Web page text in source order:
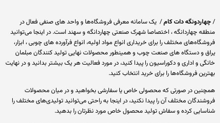
دات کام/ یک سامانه معرفی فروشگاه‌ها و واحد های صنفی فعال در
چهاردانگه ، اختصاصا شهرک صنعتی چهاردانگه و سهند است. در اینجا می‌توانید
مختلف را برای خریداری انواع مواد اولیه، انواع فرآورده های چوبی ، ابزار،
و دستگاه های صنعت چوب و همینطور محصولات نهایی تولید کنندگان مبلمان
و اداری و دکوراسیون را پیدا کنید، در مورد فعالیت هر یک بیشتر بدانید و در نهایت
فروشگاه‌ها را برای خرید انتخاب کنید.
در صورتی که محصولی خاص یا سفارشی بخواهید و در میان محصولات
مختلف آن را پیدا نکنید، در اینجا به راحتی می‌توانید تولیدی‌های مختلف را
کرده و سفاش تولید محصول خاص مورد نظرتان را بدهید.